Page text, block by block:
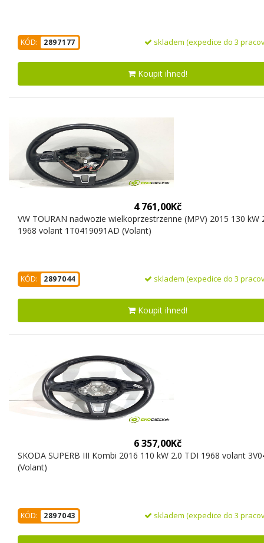
KÓD: 2897177 skladem (expedice do 3
Koupit ihned!
4 761,00Kč
VW TOURAN nadwozie wielkoprzestrzenne (MPV) 2015 130 kW
1968 volant 1T0419091AD (Volant)
KÓD: 2897044 skladem (expedice do 3
Koupit ihned!
6 357,00Kč
SKODA SUPERB III Kombi 2016 110 kW 2.0 TDI 1968 volant
(Volant)
KÓD: 2897043 skladem (expedice do 3